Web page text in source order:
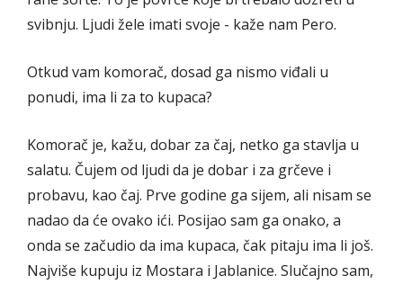
svibnju. Ljudi žele imati svoje - kaže nam Pero.
Otkud vam komorač, dosad ga nismo viđali u
ponudi, ima li za to kupaca?
Komorač je, kažu, dobar za čaj, netko ga stavlja u
salatu. Čujem od ljudi da je dobar i za grčeve i
probavu, kao čaj. Prve godine ga sijem, ali nisam se
nadao da će ovako ići. Posijao sam ga onako, a
onda se začudio da ima kupaca, čak pitaju ima li još.
Najviše kupuju iz Mostara i Jablanice. Slučajno sam,